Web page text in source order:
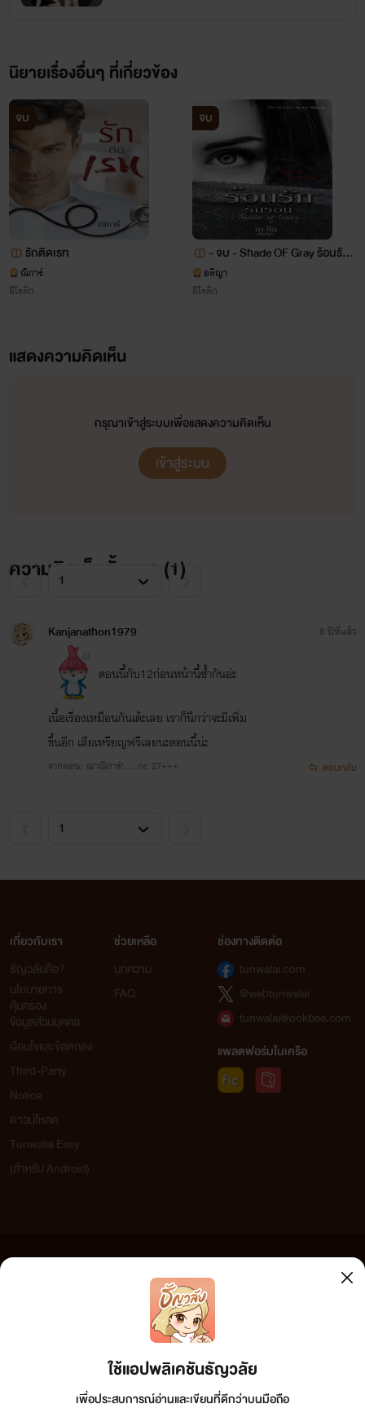
หรือเรียกสั้นๆ ง่ายๆ ณิ ปีนี้เราอายุ 30 ปี
สวัสดีครับผมชื่อนำทัพ ไตรมาทรักษ์
หรือทัพ อายุ 37 ปี ผมโสดลูกเมียไม่มี
กรีดร้องอกมาด้วยความตื่นเต้นดีใจ เมื่อเห็นหนุ่มหล่อเดินมาทาง
อยากโดน อยากได้เขามาครอบครอง
“สำรวมไว้บ้างหลาน” ผู้เป็นลุงตีขาหลานสาวไว้ ก็ตอนนี้ใครต่อ
“ไม่ได้หรอกลุง อายก็อดสิ คนนี้ณิจอง คนอะไรหล่อกระชากตับมา
ทำความรู้จักกับคนหล่อก่อนนะ” ว่าแล้วก็รีบลุงเดินสาวเท้าไวๆ
ด้วยความที่ใส่ส้นสูงทำให้เดินไม่ถนัด จึงตัดสินใจถอดแล้วนำขึ้น
มาถือเอา เดินเท้าเปล่าไปหาเป้าหมายของตน
พนายเอามือกุมขมับ เมื่อหลานสาวทำเองขายหน้าให้อีกแล้ว บท
กิริยามารยาทที่ดีของผู้หญิงไหมเนี่ย คิดแล้วก็อยากแทรกแผ่นดิน
สงวนลิขสิทธิ์ตามพระราชบัญญัติลิขสิทธิ์ พ.ศ. 2537
ฝากผลงานของ "ณิการ์" ด้วยนะคะ
สามารถติดตามณิการ์ได้ที่แฟนเพจ "ณิการ์" นะคะ
นิยายเรื่องอื่นๆ ที่เกี่ยวข้อง
จบ
รักติดเรท
ณิการ์
อีโรติก
จบ
- จบ - Shade OF Gray ร้อนรัก
รักร้อน (นิยายชุด SEXY Shade)
อติญา
อีโรติก
แสดงความคิดเห็น
กรุณาเข้าสู่ระบบเพื่อแสดงความคิดเห็น
เข้าสู่ระบบ
ความคิดเห็นทั้งหมด (1)
Kanjanathon1979
ตอนนี้กับ12ก่อนหน้านี้ซ้ำกันอ่ะ
เนื้อเรื่องเหมือนกันเด้ะเลย เราก็นึกว่าจะมีเพิ่ม
ขึ้นอีก เสียเหรียญฟรีเลยนะตอนนี้น่ะ
จากตอน: ฌาณิการ์!.... nc 27+++
8 ปีที่แล้ว
ตอบกลับ
ใช้แอปพลิเคชันธัญวลัย
เพื่อประสบการณ์อ่านและเขียนที่ดีกว่าบนมือถือ
เกี่ยวกับเรา
ธัญวลัยคือ?
นโยบายการ
คุ้มครอง
ข้อมูลส่วนบุคคล
เงื่อนไขและข้อตกลง
Third-Party
Notice
ดาวน์โหลด
Tunwalai Easy
(สำหรับ Android)
ช่วยเหลือ
บทความ
FAQ
ช่องทางติดต่อ
tunwalai.com
@webtunwalai
tunwalai@ookbee.com
แพลตฟอร์มในเครือ
เว็บไซต์แห่งนี้ไม่ได้เห็นด้วยและไม่ขอรับผิดชอบต่อข้อความใดๆ ทั้งสิ้น ดังนั้นผู้อ่านทุกท่านโปรดใช้
วิจารณญาณในการกลั่นกรองด้วยตนเอง และหากท่านพบข้อความใดๆ ที่ขัดต่อกฎหมายและศีลธรรม
กรุณาแจ้งมาที่ tunwalai@ookbee.com เพื่อทีมงานจะได้ดำเนินการในทันที ทั้งนี้ ทางเว็บไซต์ขอสงวน
ลิขสิทธิ์ตามพระราชบัญญัติลิขสิทธิ์ (ฉบับเพิ่มเติม) พ.ศ.2558